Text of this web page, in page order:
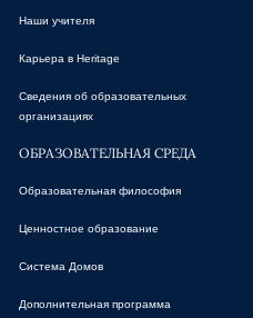
Наши учителя
Карьера в Heritage
Сведения об образовательных
организациях
ОБРАЗОВАТЕЛЬНАЯ СРЕДА
Образовательная философия
Ценностное образование
Система Домов
Дополнительная программа